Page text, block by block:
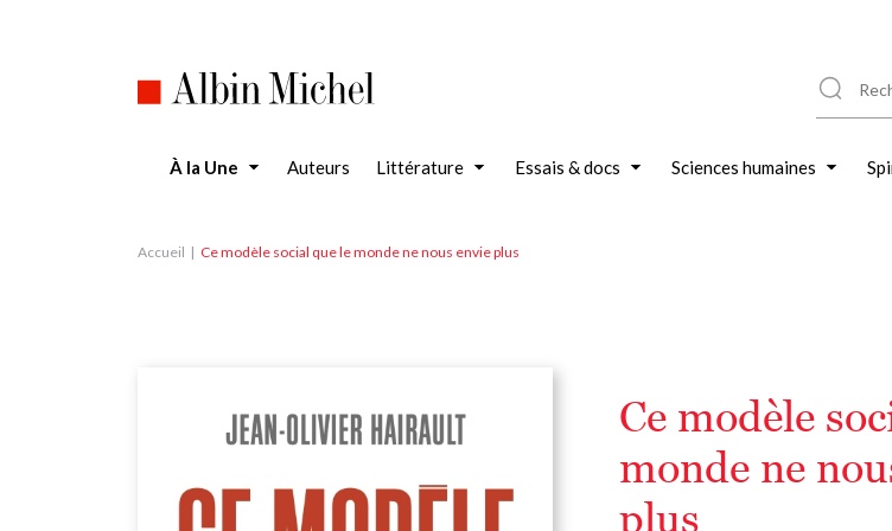
À la Une Auteurs Littérature Essais & docs Sciences humaines
Accueil Ce modèle social que le monde ne nous envie plus
Ce modèle
monde ne
plus